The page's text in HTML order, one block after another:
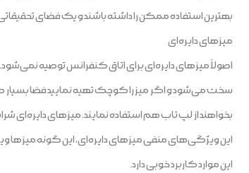
بهترین استفاده ممکن را داشته باشند و یک فضای
میزهای دایره‌ای
اصولاً میزهای دایره‌ای برای اتاق کنفرانس توصیه
سخت می‌شود و اگر میز را کوچک تهیه نمایید فضا
بخواهند از لپ تاب هم استفاده نمایند. میزهای دایره‌ای
این ویژگی‌های منفی میزهای دایره‌ای، این گونه
این موارد کاربرد خوبی دارد.